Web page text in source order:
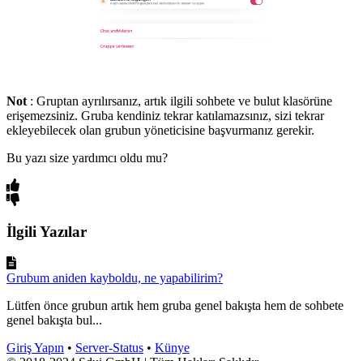
Not : Gruptan ayrılırsanız, artık ilgili sohbete ve bulut klasörüne
erişemezsiniz. Gruba kendiniz tekrar katılamazsınız, sizi tekrar
ekleyebilecek olan grubun yöneticisine başvurmanız gerekir.
Bu yazı size yardımcı oldu mu?
İlgili Yazılar
Grubum aniden kayboldu, ne yapabilirim?
Lütfen önce grubun artık hem gruba genel bakışta hem de sohbete
genel bakışta bul...
Giriş Yapın • Server-Status • Künye